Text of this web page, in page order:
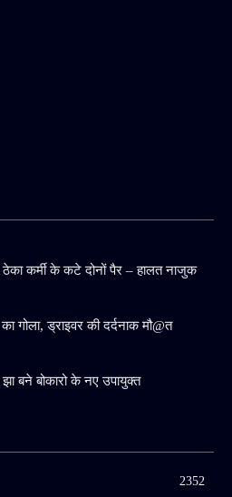
ठेका कर्मी के कटे दोनों पैर – हालत नाजुक
ड्राइवर की दर्दनाक मौ@त
बने बोकारो के नए उपायुक्त
2352